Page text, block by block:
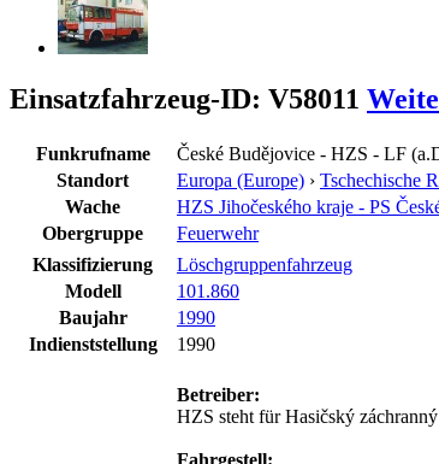
Einsatzfahrzeug-ID: V58011
Funkrufname České Budějovice - HZS - LF
Standort
Europa (Europe) › Tschechische
Wache
HZS Jihočeského kraje - PS
Obergruppe
Feuerwehr
Klassifizierung
Löschgruppenfahrzeug
Modell
101.860
Baujahr
1990
Indienststellung
1990
Betreiber:
HZS steht für Hasičský
Fahrgestell: